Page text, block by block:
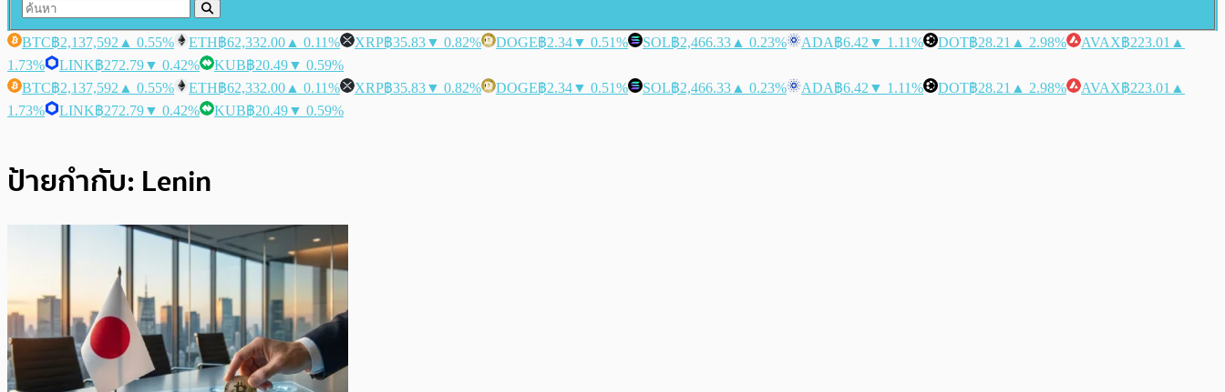
BTC฿2,137,592 ▲ 0.55% ETH฿62,332.00 ▲ 0.11% XRP฿35.83▼ 0.82% DOGE฿2.34▼ 0.51% SOL฿2,466.33 ▲ 0.23% ADA฿6.42 ▼ 1.11% DOT฿28.21 ▲ 2.98% AVAX฿223.01 ▲
1.73%
LINK฿272.79▼ 0.42% KUB฿20.49▼ 0.59%
BTC฿2,137,592 ▲ 0.55% ETH฿62,332.00 ▲ 0.11% XRP฿35.83▼ 0.82% DOGE฿2.34▼ 0.51% SOL฿2,466.33 ▲ 0.23% ADA฿6.42 ▼ 1.11% DOT฿28.21 ▲ 2.98% AVAX฿223.01 ▲
1.73%
LINK฿272.79▼ 0.42% KUB฿20.49▼ 0.59%
ป้ายกำกับ: Lenin